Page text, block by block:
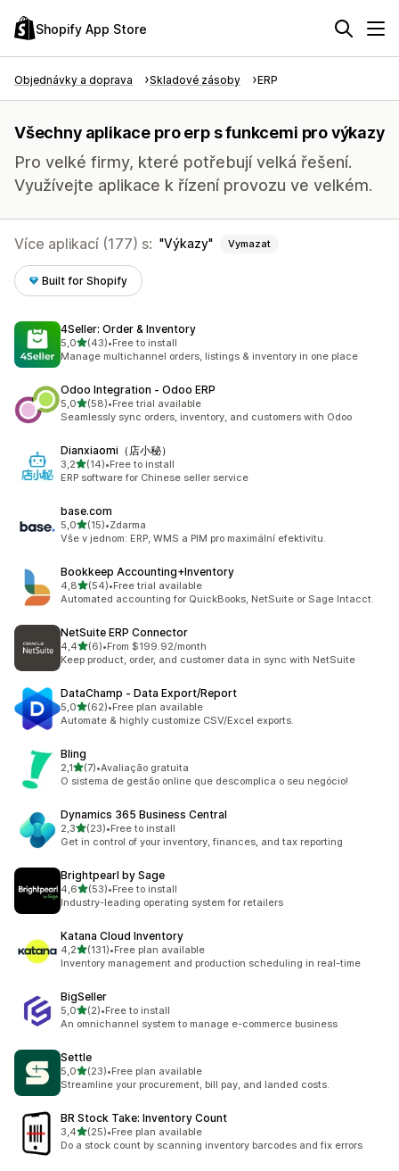
Shopify App Store
Objednávky a doprava Skladové zásoby ERP
Všechny aplikace pro erp s funkcemi pro výkazy
Pro velké firmy, které potřebují velká řešení.
Využívejte aplikace k řízení provozu ve velkém.
Více aplikací (177) s: Výkazy Vymazat
Built for Shopify
4Seller: Order & Inventory
5,0z 5 hvězd
(43)
Celkový počet recenzí: 43
•Free to install
Manage multichannel orders, listings & inventory in one place
Odoo Integration ‑ Odoo ERP
5,0z 5 hvězd
(58)
Celkový počet recenzí: 58
•Free trial available
Seamlessly sync orders, inventory, and customers with Odoo
Dianxiaomi（店小秘）
3,2z 5 hvězd
(14)
Celkový počet recenzí: 14
•Free to install
ERP software for Chinese seller service
base.com
5,0z 5 hvězd
(15)
Celkový počet recenzí: 15
•Zdarma
Vše v jednom: ERP, WMS a PIM pro maximální efektivitu.
Bookkeep Accounting+Inventory
4,8z 5 hvězd
(54)
Celkový počet recenzí: 54
•Free trial available
Automated accounting for QuickBooks, NetSuite or Sage Intacct.
NetSuite ERP Connector
4,4z 5 hvězd
(6)
Celkový počet recenzí: 6
•From $199.92/month
Keep product, order, and customer data in sync with NetSuite
DataChamp ‑ Data Export/Report
5,0z 5 hvězd
(62)
Celkový počet recenzí: 62
•Free plan available
Automate & highly customize CSV/Excel exports.
Bling
2,1z 5 hvězd
(7)
Celkový počet recenzí: 7
•Avaliação gratuita
O sistema de gestão online que descomplica o seu negócio!
Dynamics 365 Business Central
2,3z 5 hvězd
(23)
Celkový počet recenzí: 23
•Free to install
Get in control of your inventory, finances, and tax reporting
Brightpearl by Sage
4,6z 5 hvězd
(53)
Celkový počet recenzí: 53
•Free to install
Industry-leading operating system for retailers
Katana Cloud Inventory
4,2z 5 hvězd
(131)
Celkový počet recenzí: 131
•Free plan available
Inventory management and production scheduling in real-time
BigSeller
5,0z 5 hvězd
(2)
Celkový počet recenzí: 2
•Free to install
An omnichannel system to manage e-commerce business
Settle
5,0z 5 hvězd
(23)
Celkový počet recenzí: 23
•Free plan available
Streamline your procurement, bill pay, and landed costs.
BR Stock Take: Inventory Count
3,4z 5 hvězd
(25)
Celkový počet recenzí: 25
•Free plan available
Do a stock count by scanning inventory barcodes and fix errors